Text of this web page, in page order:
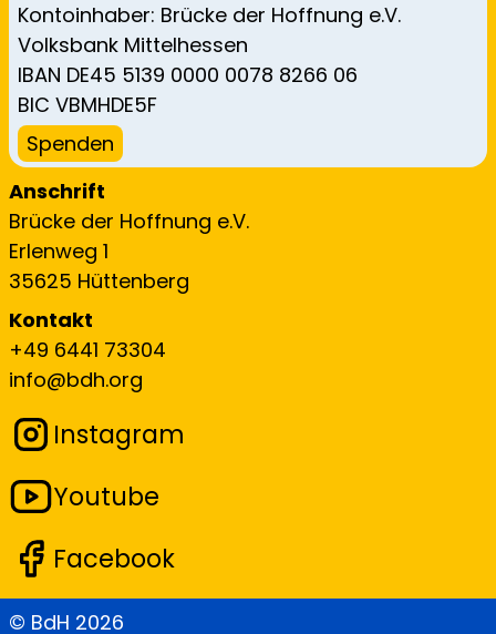
Kontoinhaber: Brücke der Hoffnung e.V.
Volksbank Mittelhessen
IBAN DE45 5139 0000 0078 8266 06
BIC VBMHDE5F
Spenden
Anschrift
Brücke der Hoffnung e.V.
Erlenweg 1
35625 Hüttenberg
Kontakt
+49 6441 73304
info@bdh.org
Instagram
Youtube
Facebook
© BdH 2026